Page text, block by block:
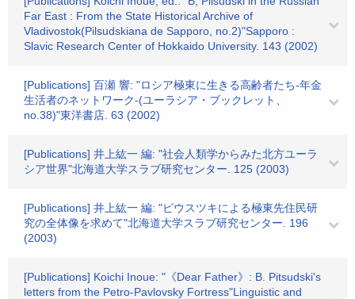
Far East : From the State Historical Archive of
Vladivostok(Pilsudskiana de Sapporo, no.2)"Sapporo :
Slavic Research Center of Hokkaido University. 143 (2002)
[Publications] 百瀬 響: "ロシア極東に生きる高齢者たち-年金
生活者のネットワーク-(ユーラシア・ブックレット、
no.38)"東洋書店. 63 (2002)
[Publications] 井上紘一 編: "社会人類学からみた北方ユーラ
シア世界"北海道大学スラブ研究センター. 125 (2003)
[Publications] 井上紘一 編: "ピウスツキによる極東先住民研
究の全体像を求めて"北海道大学スラブ研究センター. 196
(2003)
[Publications] Koichi Inoue: "《Dear Father》: B. Pitsudski's
letters from the Petro-Pavlovsky Fortress"Linguistic and